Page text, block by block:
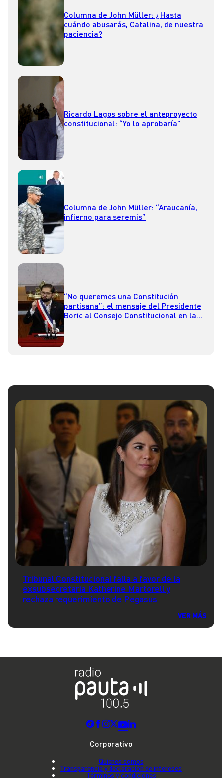
Columna de John Müller: ¿Hasta
cuándo abusarás, Catalina, de nuestra
paciencia?
Ricardo Lagos sobre el anteproyecto
constitucional: “Yo lo aprobaría”
Columna de John Müller: “Araucanía,
infierno para seremis”
“No queremos una Constitución
partisana”: el mensaje del Presidente
Boric al Consejo Constitucional en la
Tribunal Constitucional falla a favor de la
exsubsecretaria Katherine Martorell y
rechaza requerimiento de Pegasus
VER MÁS
Corporativo
Quienes somos
Transparencia y declaración de intereses
Términos y condiciones